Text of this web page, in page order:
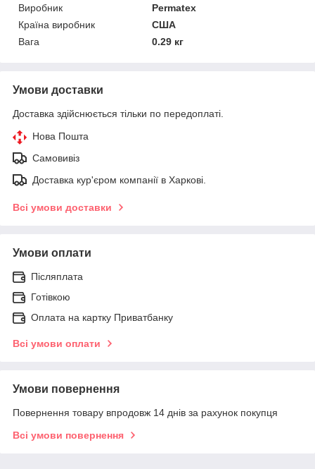
Виробник
Permatex
Країна виробник
США
Вага
0.29 кг
Умови доставки
Доставка здійснюється тільки по передоплаті.
Нова Пошта
Самовивіз
Доставка кур'єром компанії в Харкові.
Всі умови доставки
Умови оплати
Післяплата
Готівкою
Оплата на картку Приватбанку
Всі умови оплати
Умови повернення
Повернення товару впродовж 14 днів за рахунок покупця
Всі умови повернення